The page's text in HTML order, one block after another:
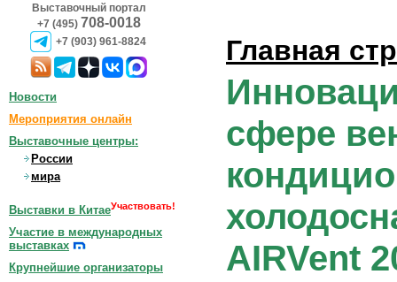
Выставочный портал
+7 (495) 708-0018
+7 (903) 961-8824 Главная
сфере
AIRVent
Новости
Мероприятия онлайн
Выставочные центры:
России
мира
Выставки в КитаеУчаствовать!
Участие в международных
выставках
Крупнейшие организаторы